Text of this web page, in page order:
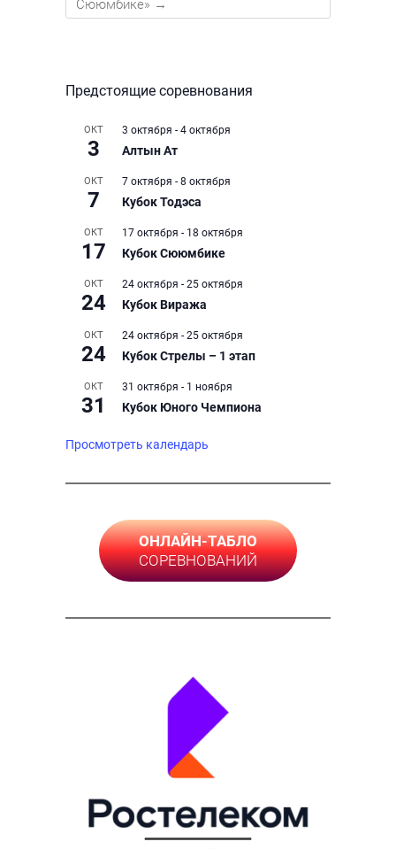
Сююмбике» →
Предстоящие соревнования
ОКТ
3
3 октября - 4 октября
Алтын Ат
ОКТ
7
7 октября - 8 октября
Кубок Тодэса
ОКТ
17
17 октября - 18 октября
Кубок Сююмбике
ОКТ
24
24 октября - 25 октября
Кубок Виража
ОКТ
24
24 октября - 25 октября
Кубок Стрелы – 1 этап
ОКТ
31
31 октября - 1 ноября
Кубок Юного Чемпиона
Просмотреть календарь
ОНЛАЙН-ТАБЛО
СОРЕВНОВАНИЙ